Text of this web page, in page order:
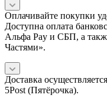
Оплачивайте покупки
Доступна оплата
Альфа Pay и СБП, а
Частями».
Доставка
5Post (Пятёрочка).